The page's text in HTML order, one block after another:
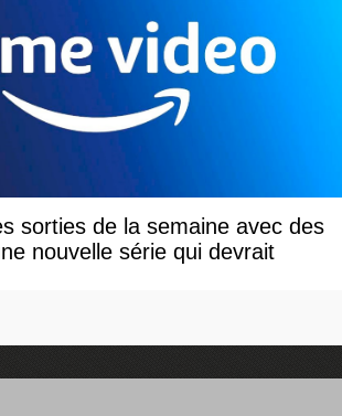
sorties de la semaine avec des
nouvelle série qui devrait